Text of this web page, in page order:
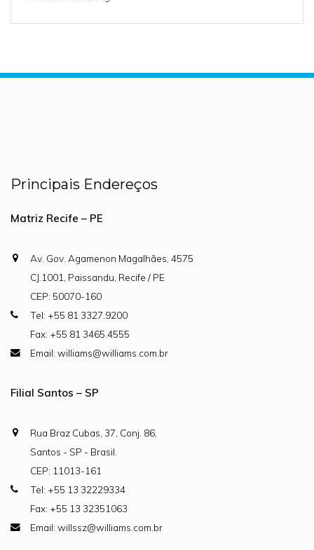
Principais Endereços
Matriz Recife – PE
Av. Gov. Agamenon Magalhães, 4575
CJ.1001, Paissandu, Recife / PE
CEP: 50070-160
Tel: +55 81 3327.9200
Fax: +55 81 3465.4555
Email: williams@williams.com.br
Filial Santos – SP
Rua Braz Cubas, 37, Conj. 86,
Santos - SP - Brasil.
CEP: 11013-161
Tel: +55 13 32229334
Fax: +55 13 32351063
Email: willssz@williams.com.br